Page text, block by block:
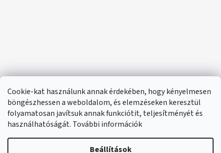
Cookie-kat használunk annak érdekében, hogy kényelmesen
böngészhessen a weboldalom, és elemzéseken keresztül
folyamatosan javítsuk annak funkciótit, teljesítményét és
használhatóságát. További információk
Beállítások